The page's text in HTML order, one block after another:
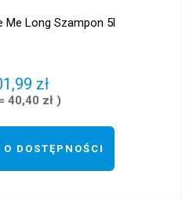
Me Long Szampon 5l
zł
40,40 zł )
DOSTĘPNOŚCI